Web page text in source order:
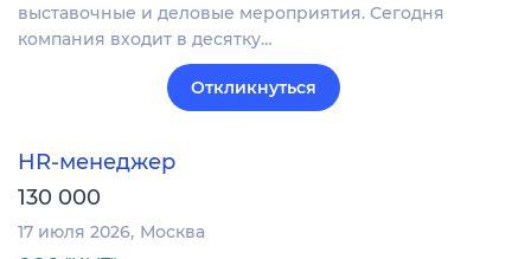
выставочные и деловые мероприятия. Сегодня
компания входит в десятку…
Откликнуться
HR-менеджер
130 000
17 июля 2026 Москва